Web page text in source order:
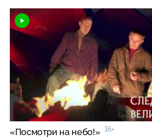
«Посмотри на небо!» 16+